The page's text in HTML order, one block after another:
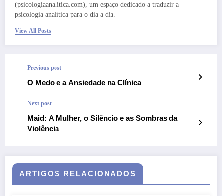
(psicologiaanalitica.com), um espaço dedicado a traduzir a
psicologia analítica para o dia a dia.
View All Posts
Previous post
O Medo e a Ansiedade na Clínica
Next post
Maid: A Mulher, o Silêncio e as Sombras da
Violência
ARTIGOS RELACIONADOS